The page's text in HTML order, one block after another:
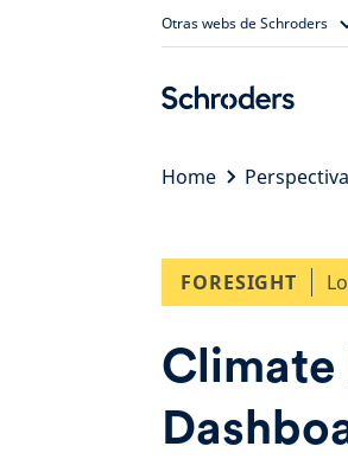
Otras webs de Schroders
Home
FORESIGHT
Climate